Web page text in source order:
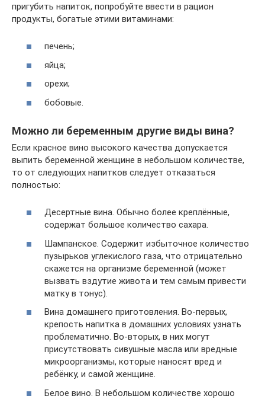
пригубить напиток, попробуйте ввести в рацион
продукты, богатые этими витаминами:
печень;
яйца;
орехи;
бобовые.
Можно ли беременным другие виды вина?
Если красное вино высокого качества допускается
выпить беременной женщине в небольшом количестве,
то от следующих напитков следует отказаться
полностью:
Десертные вина. Обычно более креплённые,
содержат большое количество сахара.
Шампанское. Содержит избыточное количество
пузырьков углекислого газа, что отрицательно
скажется на организме беременной (может
вызвать вздутие живота и тем самым привести
матку в тонус).
Вина домашнего приготовления. Во-первых,
крепость напитка в домашних условиях узнать
проблематично. Во-вторых, в них могут
присутствовать сивушные масла или вредные
микроорганизмы, которые наносят вред и
ребёнку, и самой женщине.
Белое вино. В небольшом количестве хорошо